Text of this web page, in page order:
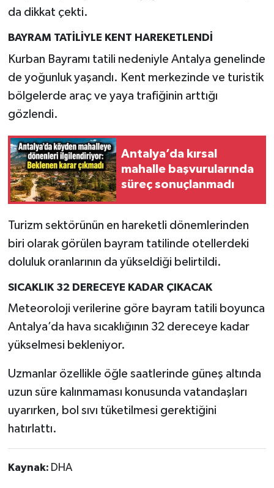
da dikkat çekti.
BAYRAM TATİLİYLE KENT HAREKETLENDİ
Kurban Bayramı tatili nedeniyle Antalya genelinde
de yoğunluk yaşandı. Kent merkezinde ve turistik
bölgelerde araç ve yaya trafiğinin arttığı
gözlendi.
Antalya’da kırsal
mahalle başvurularında
süreç sonuçlanmadı
Turizm sektörünün en hareketli dönemlerinden
biri olarak görülen bayram tatilinde otellerdeki
doluluk oranlarının da yükseldiği belirtildi.
SICAKLIK 32 DERECEYE KADAR ÇIKACAK
Meteoroloji verilerine göre bayram tatili boyunca
Antalya’da hava sıcaklığının 32 dereceye kadar
yükselmesi bekleniyor.
Uzmanlar özellikle öğle saatlerinde güneş altında
uzun süre kalınmaması konusunda vatandaşları
uyarırken, bol sıvı tüketilmesi gerektiğini
hatırlattı.
Kaynak: DHA